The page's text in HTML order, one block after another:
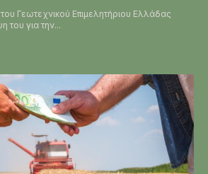
Γεωτεχνικού Επιμελητήριου Ελλάδας
του για την...